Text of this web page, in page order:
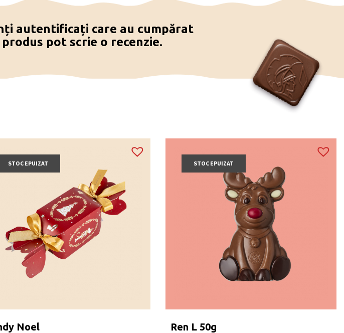
cu 4 tipuri de umpluturi pe bază de caramel.
confiată, caramel cu sare Guérande Dark și caramel simplu.
elegant, mai ales când cauți un produs vegan, de post și fără gluten.
autentificați care au cumpărat
pot scrie o recenzie.
STOC EPUIZAT
Noel
STOC EPUIZAT
Ren L 50g